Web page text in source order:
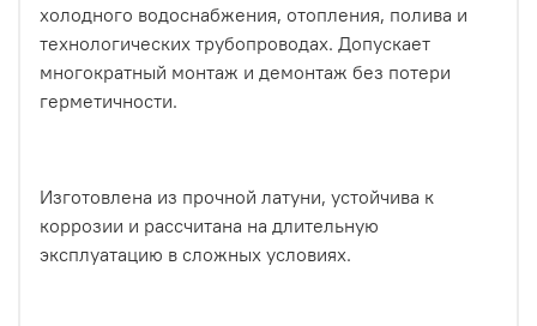
холодного водоснабжения, отопления, полива и
технологических трубопроводах. Допускает
многократный монтаж и демонтаж без потери
герметичности.
Изготовлена из прочной латуни, устойчива к
коррозии и рассчитана на длительную
эксплуатацию в сложных условиях.